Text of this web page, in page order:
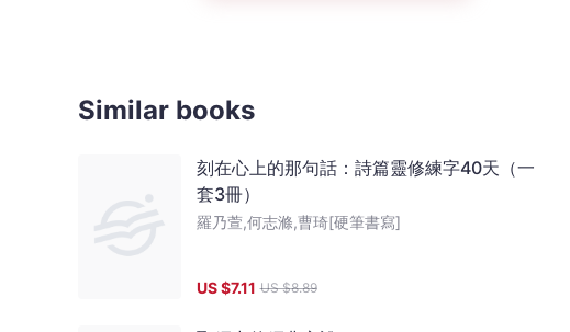
Similar books
刻在心上的那句話：詩篇靈修練字40天（一
套3冊）
羅乃萱,何志滌,曹琦[硬筆書寫]
US $7.11 US $8.89